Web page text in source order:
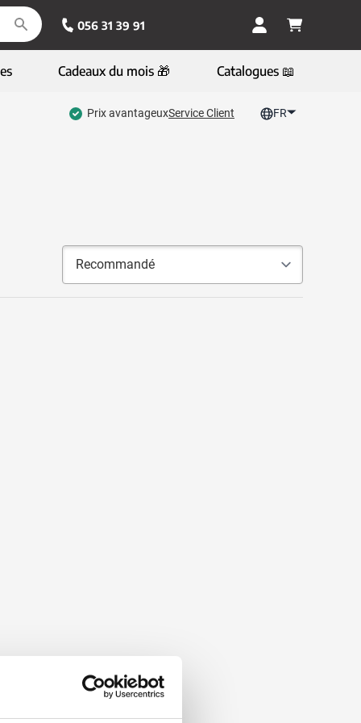
056 31 39 91
Cadeaux du mois 🎁 Catalogues 📖
Prix avantageuxService Client FR